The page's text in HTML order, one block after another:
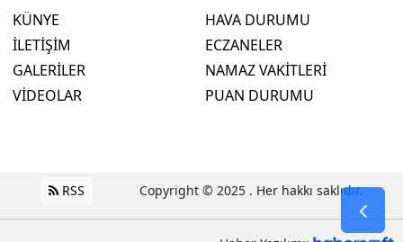
KÜNYE
İLETİŞİM
GALERİLER
VİDEOLAR
HAVA DURUMU
ECZANELER
NAMAZ VAKİTLERİ
PUAN DURUMU
RSS Copyright © 2025 . Her hakkı saklıdır.